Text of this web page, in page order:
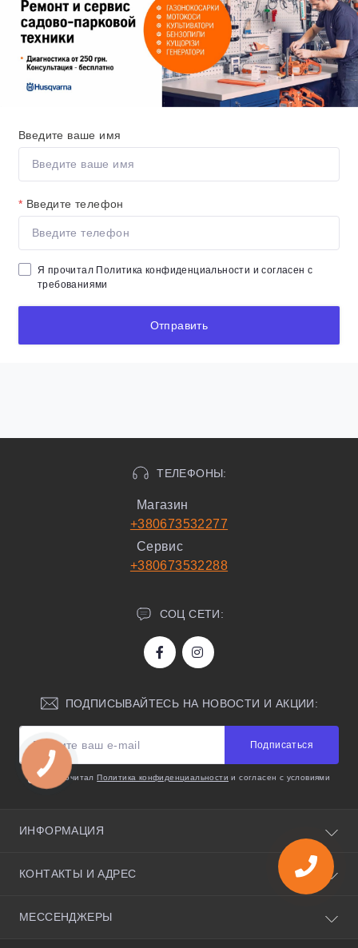
Введите ваше имя
* Введите телефон
Я прочитал Политика конфиденциальности и согласен с
требованиями
Отправить
ТЕЛЕФОНЫ:
Магазин
+380673532277
Сервис
+380673532288
СОЦ СЕТИ:
ПОДПИСЫВАЙТЕСЬ НА НОВОСТИ И АКЦИИ:
Подписаться
Я прочиталПолитика конфиденциальности и согласен с условиями
ИНФОРМАЦИЯ
Полезные советы
Политика конфиденциальности
КОНТАКТЫ И АДРЕС
Черновола 35, 08141
МЕССЕНДЖЕРЫ